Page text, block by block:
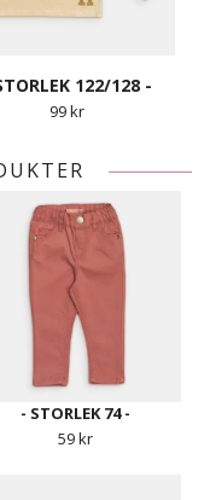
122/128 -
99 kr
- STORLEK 74 -
59 kr